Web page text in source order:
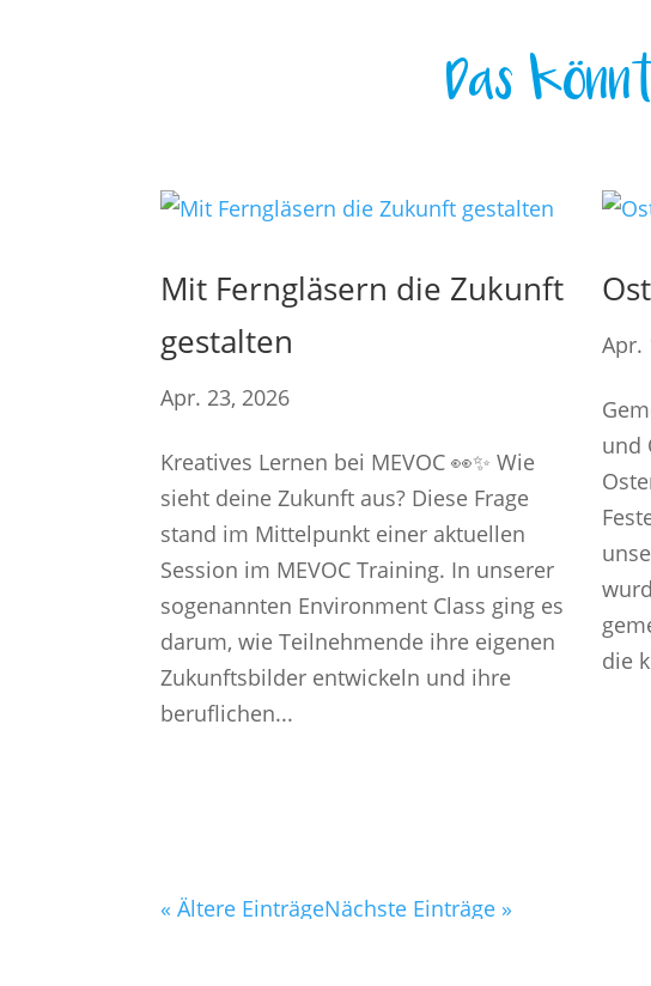
Das
Mit Ferngläsern die Zukunft
gestalten
Apr. 23, 2026
Kreatives Lernen bei MEVOC 👀✨ Wie
sieht deine Zukunft aus? Diese Frage
stand im Mittelpunkt einer aktuellen
Session im MEVOC Training. In unserer
sogenannten Environment Class ging es
darum, wie Teilnehmende ihre eigenen
Zukunftsbilder entwickeln und ihre
beruflichen...
Apr.
und
die
« Ältere EinträgeNächste Einträge »